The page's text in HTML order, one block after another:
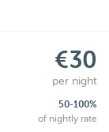
€30
per night
50-100%
of nightly rate